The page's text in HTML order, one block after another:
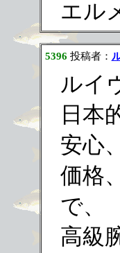
エル
5396 投稿者：
ルイ
日本
安心
価格
で、
高級